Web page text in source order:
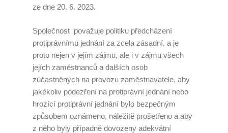
Velkoplošný denní úklid
PCO – Pult centrální ochrany
Napojení na PCO
Služby po napojení
Náhradní plnění
Náhradní plnění 2025
ze dne 20. 6. 2023.
Společnost považuje politiku předcházení
protiprávnímu jednání za zcela zásadní, a je
proto nejen v jejím zájmu, ale i v zájmu všech
jejích zaměstnanců a dalších osob
zúčastněných na provozu zaměstnavatele, aby
jakékoliv podezření na protiprávní jednání nebo
hrozící protiprávní jednání bylo bezpečným
způsobem oznámeno, náležitě prošetřeno a aby
z něho byly případně dovozeny adekvátní